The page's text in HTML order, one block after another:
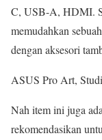
C, USB-A, HDMI.
memudahkan
dengan aksesori
ASUS Pro Art,
Nah item ini juga
rekomendasikan